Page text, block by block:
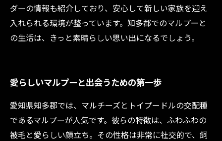
ダーの情報も紹介しており、安心して新しい家族を迎え
入れられる環境が整っています。知多郡でのマルプーと
の生活は、きっと素晴らしい思い出になるでしょう。
愛らしいマルプーと出会うための第一歩
愛知県知多郡では、マルチーズとトイプードルの交配種
であるマルプーが人気です。彼らの特徴は、ふわふわの
被毛と愛らしい顔立ち。その性格は非常に社交的で、飼